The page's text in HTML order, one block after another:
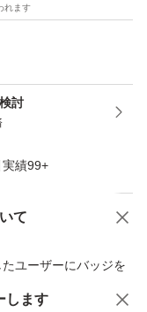
れます
討
実績99+
て
ユーザーにバッジを
商品への質問
します